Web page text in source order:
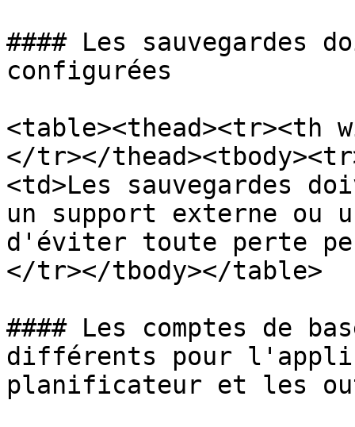
#### Les sauvegardes
configurées
<table><thead><tr><th
</tr></
<td>Les sauvegardes
un support externe ou
d'éviter toute perte
</tr></tbody></table>
#### Les comptes de
différents pour
planificateur et les